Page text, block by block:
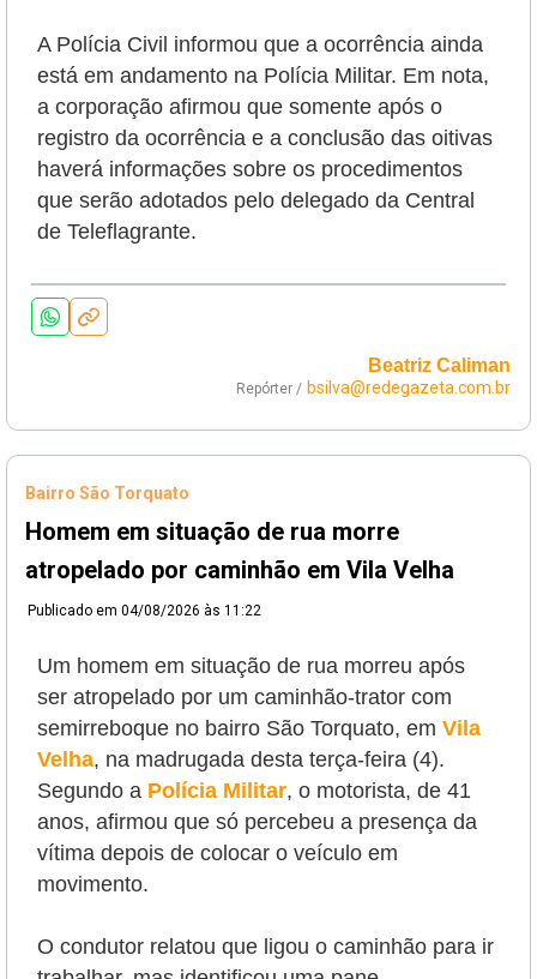
A Polícia Civil informou que a ocorrência ainda
está em andamento na Polícia Militar. Em nota,
a corporação afirmou que somente após o
registro da ocorrência e a conclusão das oitivas
haverá informações sobre os procedimentos
que serão adotados pelo delegado da Central
de Teleflagrante.
Beatriz Caliman
Repórter / bsilva@redegazeta.com.br
Bairro São Torquato
Homem em situação de rua morre
atropelado por caminhão em Vila Velha
Publicado em 04/08/2026 às 11:22
Um homem em situação de rua morreu após
ser atropelado por um caminhão-trator com
semirreboque no bairro São Torquato, em Vila
Velha, na madrugada desta terça-feira (4).
Segundo a Polícia Militar, o motorista, de 41
anos, afirmou que só percebeu a presença da
vítima depois de colocar o veículo em
movimento.
O condutor relatou que ligou o caminhão para ir